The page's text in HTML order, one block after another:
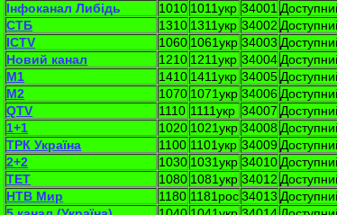
Інфоканал Либідь
1010 1011укр 34001
СТБ
1310 1311укр 34002
ІСТV
1060 1061укр 34003
Новий канал
1210 1211укр 34004
М1
1410 1411укр 34005
М2
1070 1071укр 34006
QTV
1110 1111укр 34007
1+1
1020 1021укр 34008
ТРК Україна
1100 1101укр 34009
2+2
1030 1031укр 34010
ТЕТ
1080 1081укр 34012
НТВ Мир
1180 1181рос 34013